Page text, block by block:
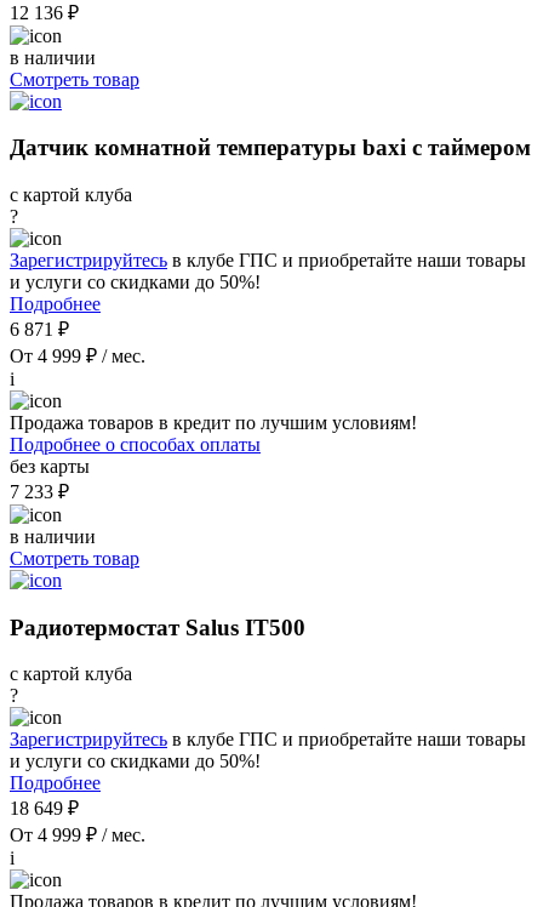
12 136 ₽
в наличии
Смотреть товар
Датчик комнатной температуры baxi с таймером
с картой клуба
?
Зарегистрируйтесь в клубе ГПС и приобретайте наши товары
и услуги со скидками до 50%!
Подробнее
6 871 ₽
От 4 999 ₽ / мес.
i
Продажа товаров в кредит по лучшим условиям!
Подробнее о способах оплаты
без карты
7 233 ₽
в наличии
Смотреть товар
Радиотермостат Salus IT500
с картой клуба
?
Зарегистрируйтесь в клубе ГПС и приобретайте наши товары
и услуги со скидками до 50%!
Подробнее
18 649 ₽
От 4 999 ₽ / мес.
i
Продажа товаров в кредит по лучшим условиям!